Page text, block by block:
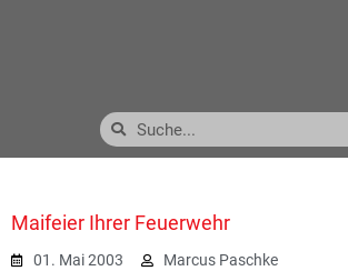
Maifeier Ihrer Feuerwehr
01. Mai 2003 Marcus Paschke